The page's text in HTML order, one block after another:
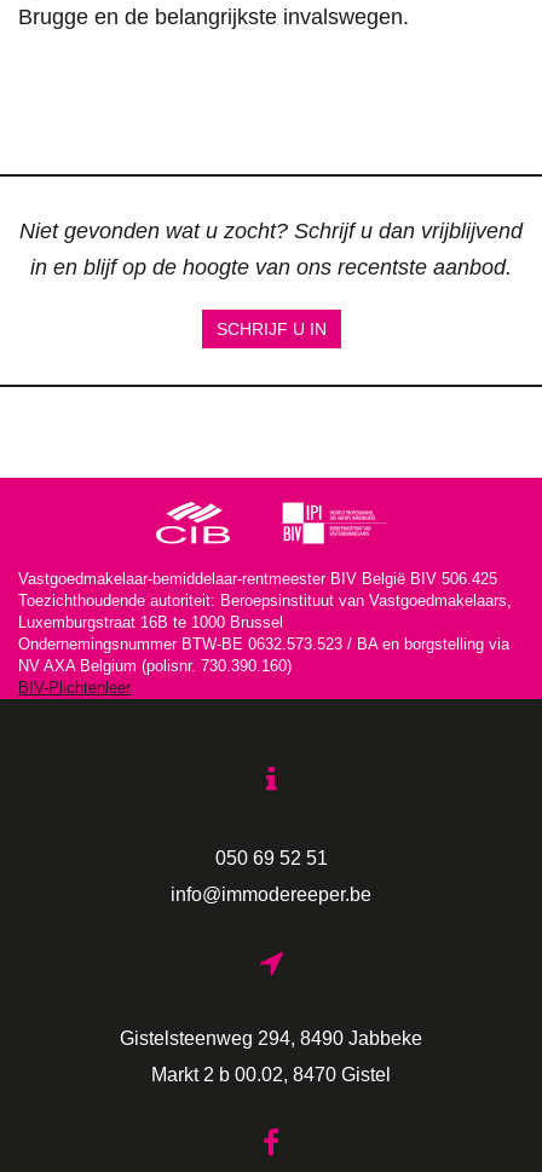
Brugge en de belangrijkste invalswegen.
Niet gevonden wat u zocht? Schrijf u dan vrijblijvend
in en blijf op de hoogte van ons recentste aanbod.
SCHRIJF U IN
Vastgoedmakelaar-bemiddelaar-rentmeester BIV België BIV 506.425
Toezichthoudende autoriteit: Beroepsinstituut van Vastgoedmakelaars,
Luxemburgstraat 16B te 1000 Brussel
Ondernemingsnummer BTW-BE 0632.573.523 / BA en borgstelling via
NV AXA Belgium (polisnr. 730.390.160)
BIV-Plichtenleer
050 69 52 51
info@immodereeper.be
Gistelsteenweg 294, 8490 Jabbeke
Markt 2 b 00.02, 8470 Gistel